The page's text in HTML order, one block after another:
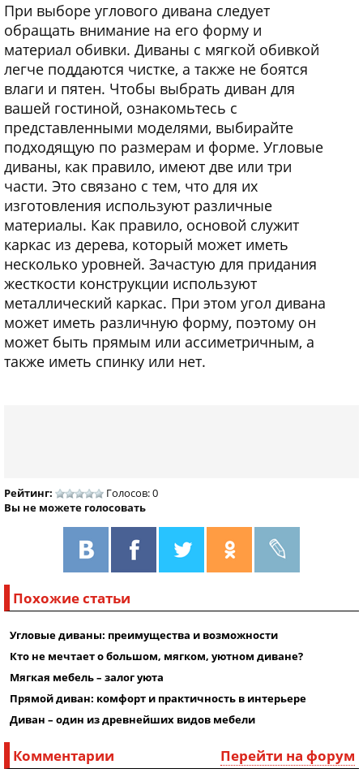
При выборе углового дивана следует
обращать внимание на его форму и
материал обивки. Диваны с мягкой обивкой
легче поддаются чистке, а также не боятся
влаги и пятен. Чтобы выбрать диван для
вашей гостиной, ознакомьтесь с
представленными моделями, выбирайте
подходящую по размерам и форме. Угловые
диваны, как правило, имеют две или три
части. Это связано с тем, что для их
изготовления используют различные
материалы. Как правило, основой служит
каркас из дерева, который может иметь
несколько уровней. Зачастую для придания
жесткости конструкции используют
металлический каркас. При этом угол дивана
может иметь различную форму, поэтому он
может быть прямым или ассиметричным, а
также иметь спинку или нет.
Рейтинг:
Голосов: 0
Вы не можете голосовать
Похожие статьи
Угловые диваны: преимущества и возможности
Кто не мечтает о большом, мягком, уютном диване?
Мягкая мебель – залог уюта
Прямой диван: комфорт и практичность в интерьере
Диван – один из древнейших видов мебели
Перейти на форум
Комментарии